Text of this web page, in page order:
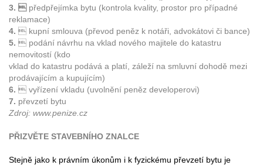
3.  předpřejímka bytu (kontrola kvality, prostor pro případné
reklamace)
4.  kupní smlouva (převod peněz k notáři, advokátovi či bance)
5.  podání návrhu na vklad nového majitele do katastru
nemovitostí (kdo
vklad do katastru podává a platí, záleží na smluvní dohodě mezi
prodávajícím a kupujícím)
6.  vyřízení vkladu (uvolnění peněz developerovi)
7. převzetí bytu
Zdroj: www.penize.cz
PŘIZVĚTE STAVEBNÍHO ZNALCE
Stejně jako k právním úkonům i k fyzickému převzetí bytu je